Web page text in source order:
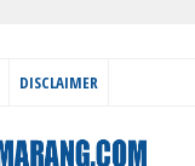
DISCLAIMER